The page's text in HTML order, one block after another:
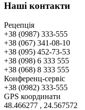
Наші контакти
Рецепція
+38 (0987) 333-555
+38 (067) 341-08-10
+38 (095) 452-73-53
+38 (098) 6 333 555
+38 (068) 8 333 555
Конференц-сервіс
+38 (0982) 333-555
GPS координати
48.466277 , 24.567572